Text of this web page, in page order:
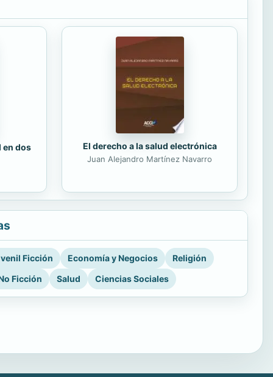
en dos El derecho a la salud electrónica
Juan Alejandro Martínez Navarro
Ficción Economía y Negocios
Religión
Ficción
Salud Ciencias Sociales